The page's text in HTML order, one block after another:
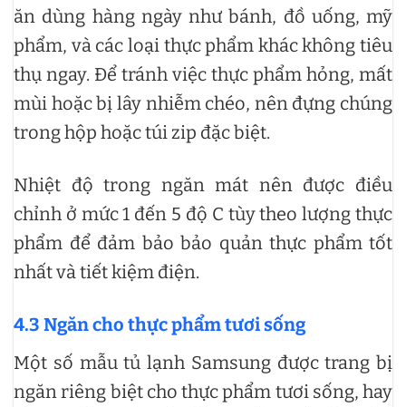
ăn dùng hàng ngày như bánh, đồ uống, mỹ
phẩm, và các loại thực phẩm khác không tiêu
thụ ngay. Để tránh việc thực phẩm hỏng, mất
mùi hoặc bị lây nhiễm chéo, nên đựng chúng
trong hộp hoặc túi zip đặc biệt.
Nhiệt độ trong ngăn mát nên được điều
chỉnh ở mức 1 đến 5 độ C tùy theo lượng thực
phẩm để đảm bảo bảo quản thực phẩm tốt
nhất và tiết kiệm điện.
4.3 Ngăn cho thực phẩm tươi sống
Một số mẫu tủ lạnh Samsung được trang bị
ngăn riêng biệt cho thực phẩm tươi sống, hay